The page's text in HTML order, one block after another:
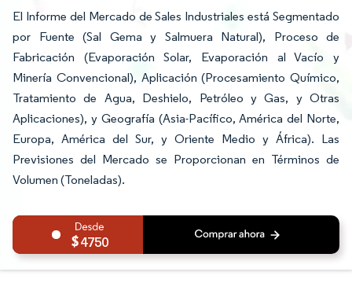
El Informe del Mercado de Sales Industriales está Segmentado
por Fuente (Sal Gema y Salmuera Natural), Proceso de
Fabricación (Evaporación Solar, Evaporación al Vacío y
Minería Convencional), Aplicación (Procesamiento Químico,
Tratamiento de Agua, Deshielo, Petróleo y Gas, y Otras
Aplicaciones), y Geografía (Asia-Pacífico, América del Norte,
Europa, América del Sur, y Oriente Medio y África). Las
Previsiones del Mercado se Proporcionan en Términos de
Volumen (Toneladas).
4750